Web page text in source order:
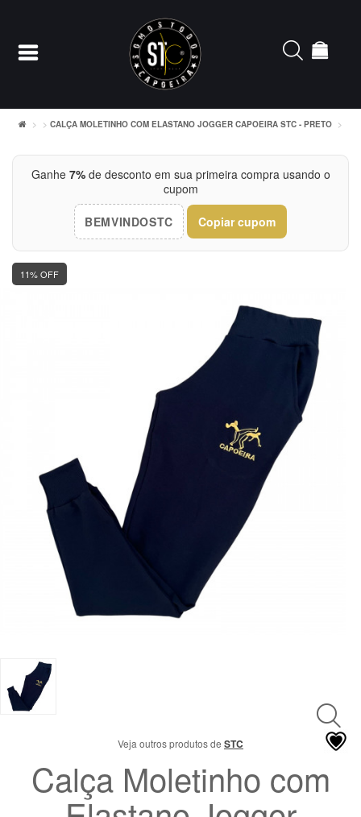
Entrar
ACESSÓRIOS
INFANTIL
OFERTAS
CENTRAL
ATENDIMENTO
8309-
9797
Envie-
nos uma
mensagem
CALÇA MOLETINHO COM ELASTANO JOGGER CAPOEIRA STC - PRETO
Ganhe 7%de desconto em sua primeira compra usando o
cupom
BEMVINDOSTC Copiar cupom
11% OFF
Veja outros produtos de STC
Calça Moletinho com